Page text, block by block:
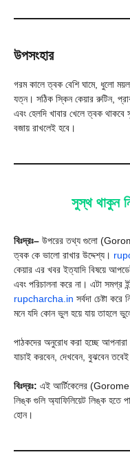
উপসংহার
গরম কালে ত্বক বেশি ঘামে, ধুলো
যত্ন। সঠিক স্কিন কেয়ার রুটিন,
এবং হেলদি খাবার খেলে ত্বক
বজায় রাখলেই হবে।
সুস্থ থাকুন
বিঃদ্রঃ– উপরের তথ্য গুলো
ত্বক কে ভালো রাখার উদ্দেশ্য।
কেয়ার এর খবর ইত্যাদি বিষয়ে
এবং পরিচালনা করে না। এটা সমগ্র
rupcharcha.in সর্বদা চেষ্টা
মনে যদি কোন ভুল হয়ে যায় তাহলে
পাঠকদের অনুরোধ করা হচ্ছে
যাচাই করবেন, দেখবেন, বুঝবেন
বিঃদ্রঃ: এই আর্টিকেলের
লিঙ্ক গুলি অ্যাফিলিয়েট লিঙ্ক হতে
হোন।